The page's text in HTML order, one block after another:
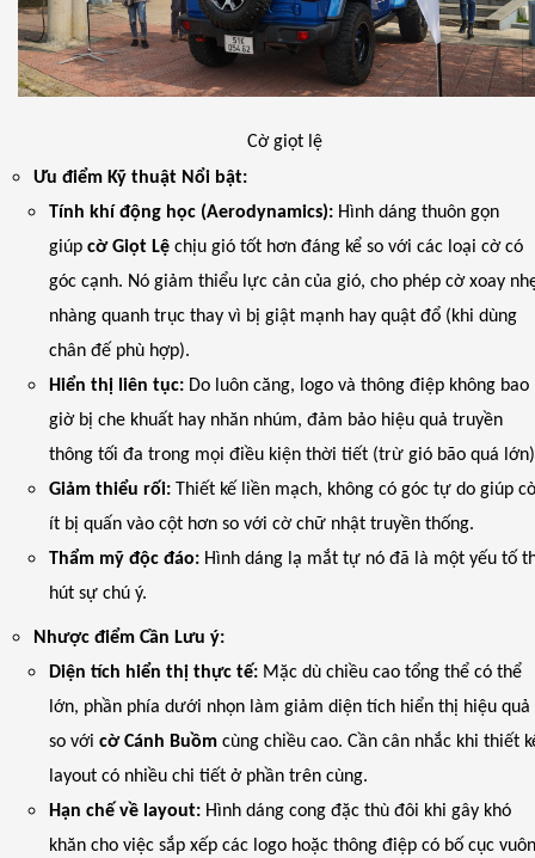
Cờ giọt lệ
Ưu điểm Kỹ thuật Nổi bật:
Tính khí động học (Aerodynamics): Hình dáng thuôn gọn
giúpcờ Giọt Lệ chịu gió tốt hơn đáng kể so với các loại cờ có
góc cạnh. Nó giảm thiểu lực cản của gió, cho phép cờ xoay
nhàng quanh trục thay vì bị giật mạnh hay quật đổ (khi dùng
chân đế phù hợp).
Hiển thị liên tục: Do luôn căng, logo và thông điệp không bao
giờ bị che khuất hay nhăn nhúm, đảm bảo hiệu quả truyền
thông tối đa trong mọi điều kiện thời tiết (trừ gió bão quá
Giảm thiểu rối: Thiết kế liền mạch, không có góc tự do giúp
ít bị quấn vào cột hơn so với cờ chữ nhật truyền thống.
Thẩm mỹ độc đáo: Hình dáng lạ mắt tự nó đã là một yếu tố
hút sự chú ý.
Nhược điểm Cần Lưu ý:
Diện tích hiển thị thực tế: Mặc dù chiều cao tổng thể có thể
lớn, phần phía dưới nhọn làm giảm diện tích hiển thị hiệu quả
so vớicờ Cánh Buồm cùng chiều cao. Cần cân nhắc khi thiết
layout có nhiều chi tiết ở phần trên cùng.
Hạn chế về layout: Hình dáng cong đặc thù đôi khi gây khó
khăn cho việc sắp xếp các logo hoặc thông điệp có bố cục